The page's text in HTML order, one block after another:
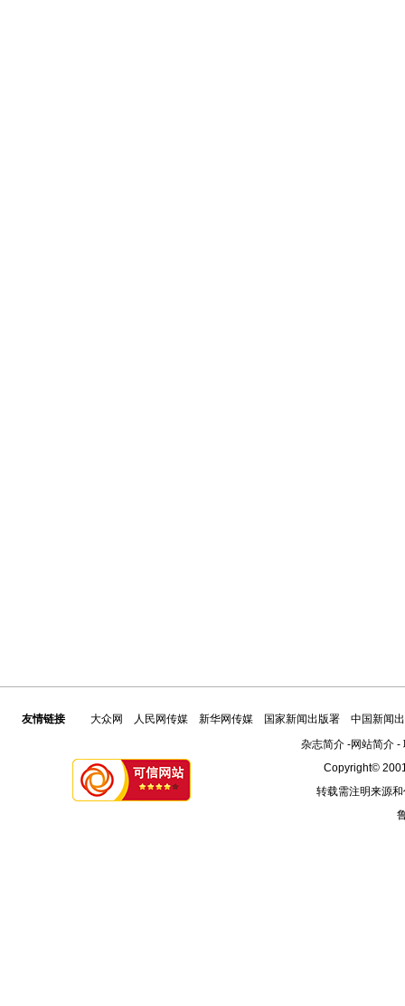
友情链接 大众网 人民网传媒 新华网传媒 国家新闻出版署
中国新闻
杂志简介-网站简介-
Copyright©
转载需注明来源